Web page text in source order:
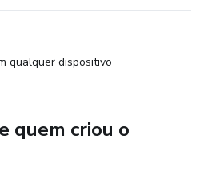
de bananas” de exploração
vergonhas.
nós procuramos responder
qualquer dispositivo
quem criou o